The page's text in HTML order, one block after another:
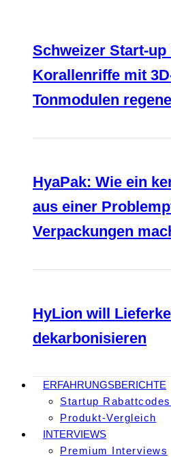
Schweizer Start-
Korallenriffe mit
Tonmodulen
HyaPak: Wie ein
aus einer
Verpackungen
HyLion will
dekarbonisieren
ERFAHRUNGSBERICHTE
Startup
Produkt-Vergleich
INTERVIEWS
Premium Interviews